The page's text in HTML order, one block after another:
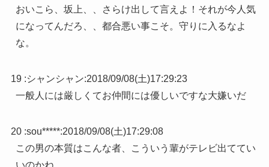
おいこら、坂上、、さらけ出して言えよ！それが今人気
になってんだろ、、都合悪い事こそ。守りに入るなよ
な。
19 :シャンシャン:2018/09/08(土)17:29:23
一般人には厳しくてお仲間には優しいですな大嫌いだ
20 :sou*****:2018/09/08(土)17:29:08
この男の本質はこんな者、こういう輩がテレビ出ててい
いのかね。